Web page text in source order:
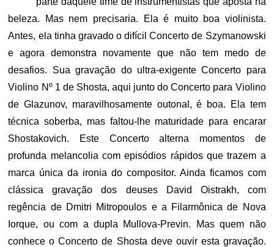
beleza. Mas nem precisaria. Ela é muito boa violinista.
Antes, ela tinha gravado o difícil Concerto de Szymanowski
e agora demonstra novamente que não tem medo de
desafios. Sua gravação do ultra-exigente Concerto para
Violino Nº 1 de Shosta, aqui junto do Concerto para Violino
de Glazunov, maravilhosamente outonal, é boa. Ela tem
técnica soberba, mas faltou-lhe maturidade para encarar
Shostakovich. Este Concerto alterna momentos de
profunda melancolia com episódios rápidos que trazem a
marca única da ironia do compositor. Ainda ficamos com
clássica gravação dos deuses David Oistrakh, com
regência de Dmitri Mitropoulos e a Filarmônica de Nova
Iorque, ou com a dupla Mullova-Previn. Mas quem não
conhece o Concerto de Shosta deve ouvir esta gravação.